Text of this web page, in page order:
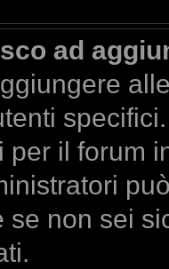
ad
per il forum
se non sei